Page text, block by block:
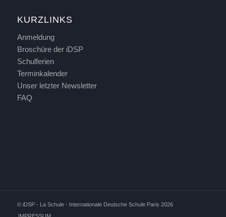
KURZLINKS
Anmeldung
Broschüre der iDSP
Schulferien
Terminkalender
Unser letzter Newsletter
FAQ
© iDSP - La Schule - Internationale Deutsche Schule Paris 2026